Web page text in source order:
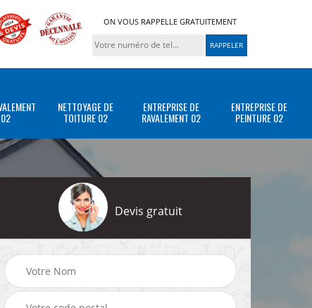
ON VOUS RAPPELLE GRATUITEMENT
NETTOYAGE DE
TOITURE 02
ENTREPRISE DE
RAVALEMENT 02
ENTREPRISE DE
PEINTURE 02
Devis gratuit